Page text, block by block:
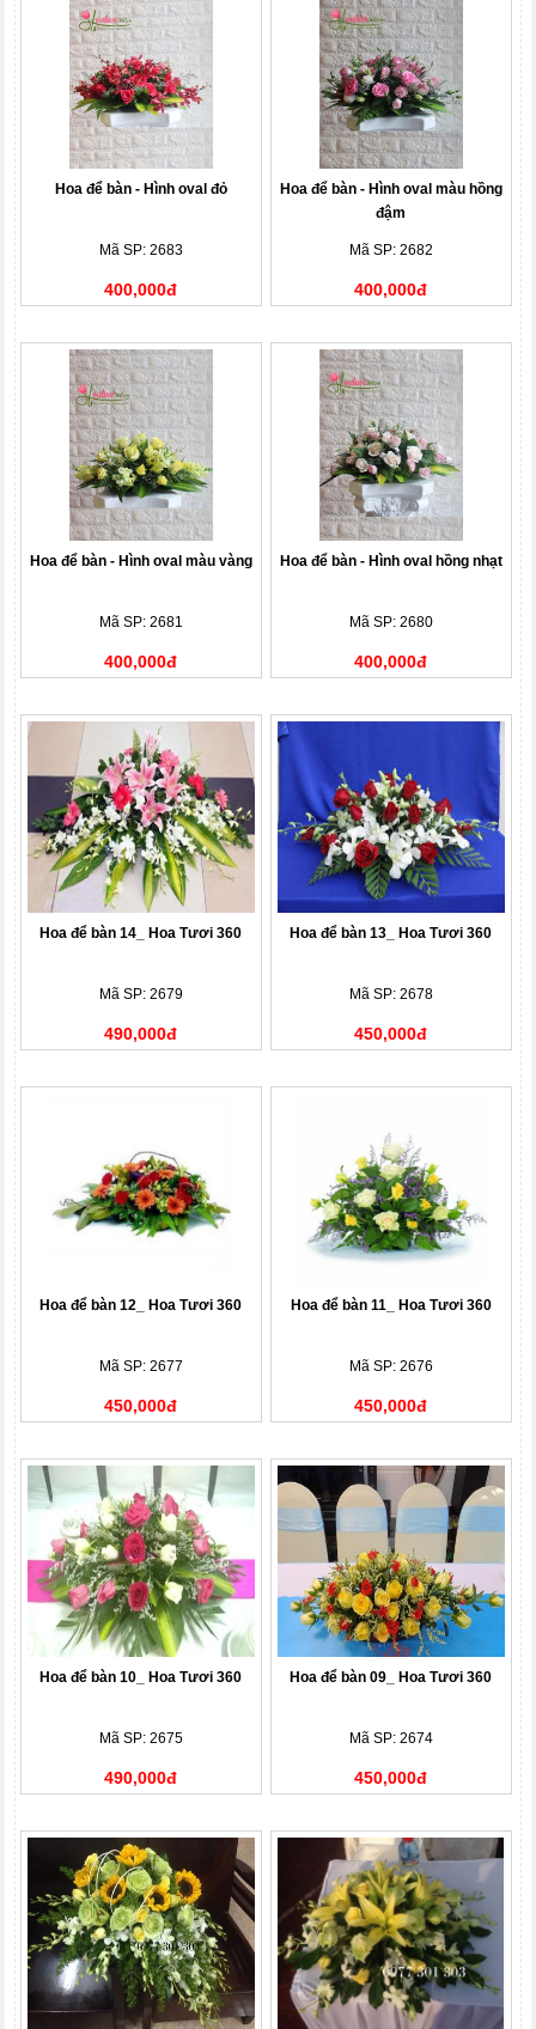
Hoa để bàn - Hình oval đỏ
Mã SP: 2683
400,000đ
Hoa để bàn - Hình oval màu hồng
đậm
Mã SP: 2682
400,000đ
Hoa để bàn - Hình oval màu vàng
Mã SP: 2681
400,000đ
Hoa để bàn - Hình oval hồng nhạt
Mã SP: 2680
400,000đ
Hoa để bàn 14_ Hoa Tươi 360
Mã SP: 2679
490,000đ
Hoa để bàn 13_ Hoa Tươi 360
Mã SP: 2678
450,000đ
Hoa để bàn 12_ Hoa Tươi 360
Mã SP: 2677
450,000đ
Hoa để bàn 11_ Hoa Tươi 360
Mã SP: 2676
450,000đ
Hoa để bàn 10_ Hoa Tươi 360
Mã SP: 2675
490,000đ
Hoa để bàn 09_ Hoa Tươi 360
Mã SP: 2674
450,000đ